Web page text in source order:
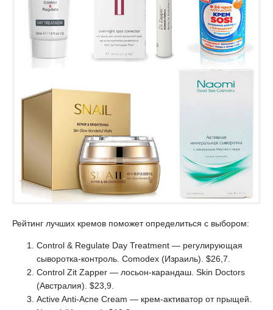
Рейтинг лучших кремов поможет определиться с выбором:
Control & Regulate Day Treatment — регулирующая
сыворотка-контроль. Comodex (Израиль). $26,7.
Control Zit Zapper — лосьон-карандаш. Skin Doctors
(Австралия). $23,9.
Active Anti-Acne Cream — крем-активатор от прыщей.